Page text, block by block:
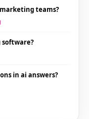
teams?
in ai answers?